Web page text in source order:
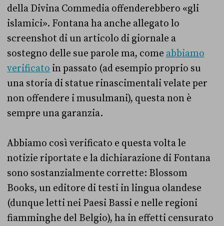
della Divina Commedia offenderebbero «gli
islamici». Fontana ha anche allegato lo
screenshot di un articolo di giornale a
sostegno delle sue parole ma, come abbiamo
verificato in passato (ad esempio proprio su
una storia di statue rinascimentali velate per
non offendere i musulmani), questa non è
sempre una garanzia.
Abbiamo così verificato e questa volta le
notizie riportate e la dichiarazione di Fontana
sono sostanzialmente corrette: Blossom
Books, un editore di testi in lingua olandese
(dunque letti nei Paesi Bassi e nelle regioni
fiamminghe del Belgio), ha in effetti censurato